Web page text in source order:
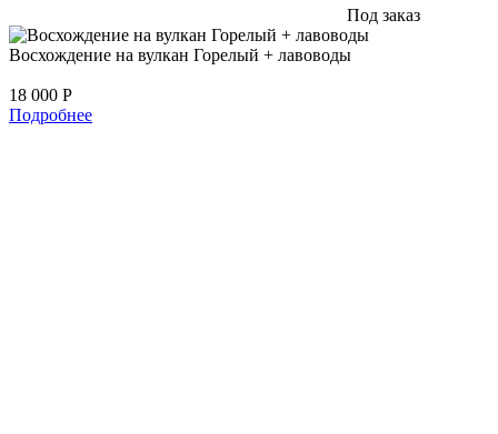
Под заказ
Восхождение на вулкан Горелый + лавоводы
18 000 Р
Подробнее